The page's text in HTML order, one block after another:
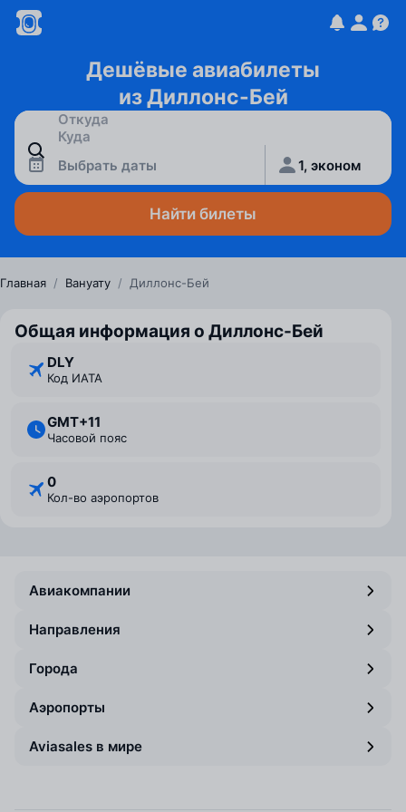
Дешёвые авиабилеты
из Диллонс-Бей
Выбрать даты 1, эконом
Найти билеты
Главная / Вануату / Диллонс-Бей
Общая информация о Диллонс-Бей
DLY
Код ИАТА
GMT+11
Часовой пояс
0
Кол-во аэропортов
Авиакомпании
Направления
Города
Аэропорты
Aviasales в мире